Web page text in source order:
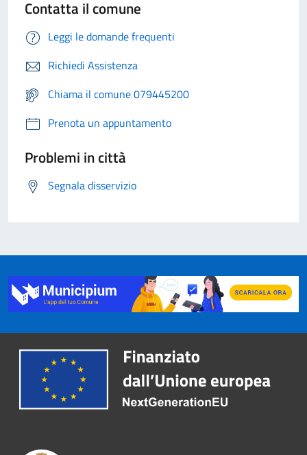
Contatta il comune
Leggi le domande frequenti
Richiedi Assistenza
Chiama il comune 079445200
Prenota un appuntamento
Problemi in città
Segnala disservizio